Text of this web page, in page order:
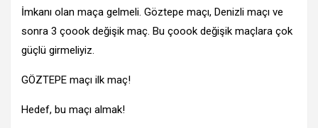
İmkanı olan maça gelmeli. Göztepe maçı, Denizli maçı ve
sonra 3 çoook değişik maç. Bu çoook değişik maçlara çok
güçlü girmeliyiz.
GÖZTEPE maçı ilk maç!
Hedef, bu maçı almak!